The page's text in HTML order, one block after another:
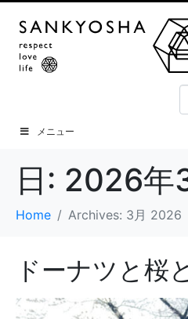
メニュー
日: 2026年
Home Archives: 3月 2026
ドーナツと桜